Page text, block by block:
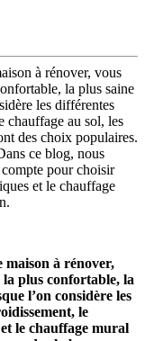
à rénover, vous
la plus saine
les différentes
chauffage au sol, les
des choix populaires.
ce blog, nous
pour choisir
et le chauffage
maison à rénover,
plus confortable, la
l’on considère les
le
le chauffage mural